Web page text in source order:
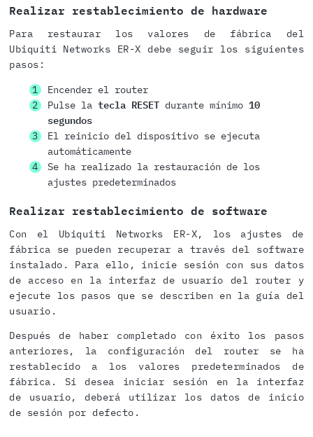
Realizar restablecimiento de hardware
Para restaurar los valores de fábrica del
Ubiquiti Networks ER-X debe seguir los siguientes
pasos:
Encender el router
Pulse la tecla RESETdurante mínimo 10
segundos
El reinicio del dispositivo se ejecuta
automáticamente
Se ha realizado la restauración de los
ajustes predeterminados
Realizar restablecimiento de software
Con el Ubiquiti Networks ER-X, los ajustes de
fábrica se pueden recuperar a través del software
instalado. Para ello, inicie sesión con sus datos
de acceso en la interfaz de usuario del router y
ejecute los pasos que se describen en la guía del
usuario.
Después de haber completado con éxito los pasos
anteriores, la configuración del router se ha
restablecido a los valores predeterminados de
fábrica. Si desea iniciar sesión en la interfaz
de usuario, deberá utilizar los datos de inicio
de sesión por defecto.